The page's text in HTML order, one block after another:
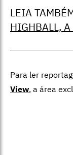
LEIA
HIGHBALL,
Para ler
View, a área